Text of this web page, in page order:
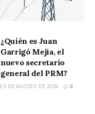
¿Quién es Juan
Garrigó Mejía, el
nuevo secretario
general del PRM?
9 DE AGOSTO DE 2026 0